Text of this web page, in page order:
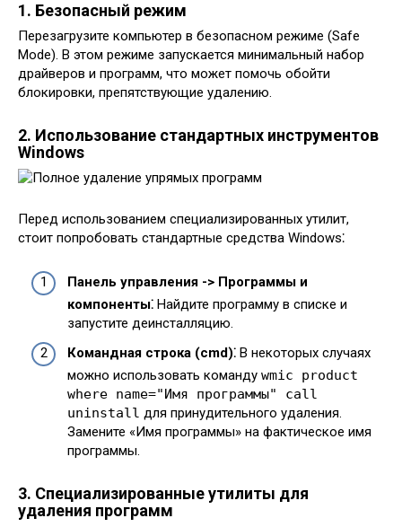
1. Безопасный режим
Перезагрузите компьютер в безопасном режиме (Safe
Mode). В этом режиме запускается минимальный набор
драйверов и программ, что может помочь обойти
блокировки, препятствующие удалению.
2. Использование стандартных инструментов
Windows
Перед использованием специализированных утилит,
стоит попробовать стандартные средства Windows⁚
Панель управления -> Программы и
компоненты⁚ Найдите программу в списке и
запустите деинсталляцию.
Командная строка (cmd)⁚ В некоторых случаях
можно использовать команду wmic product
where name="Имя программы" call
uninstall для принудительного удаления.
Замените «Имя программы» на фактическое имя
программы.
3. Специализированные утилиты для
удаления программ